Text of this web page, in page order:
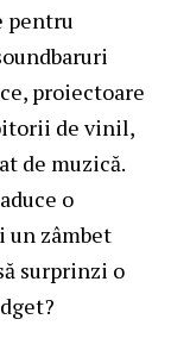
pentru
proiectoare
de vinil,
de muzică.
o
un zâmbet
surprinzi o